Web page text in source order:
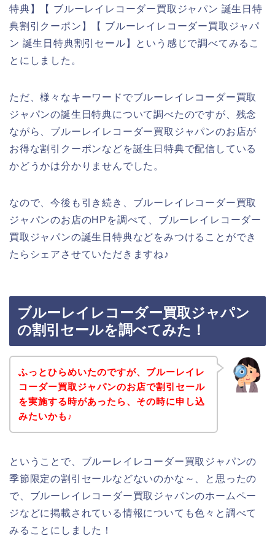
特典】【 ブルーレイレコーダー買取ジャパン 誕生日特
典割引クーポン】【 ブルーレイレコーダー買取ジャパ
ン 誕生日特典割引セール】という感じで調べてみるこ
とにしました。
ただ、様々なキーワードでブルーレイレコーダー買取
ジャパンの誕生日特典について調べたのですが、残念
ながら、ブルーレイレコーダー買取ジャパンのお店が
お得な割引クーポンなどを誕生日特典で配信している
かどうかは分かりませんでした。
なので、今後も引き続き、ブルーレイレコーダー買取
ジャパンのお店のHPを調べて、ブルーレイレコーダー
買取ジャパンの誕生日特典などをみつけることができ
たらシェアさせていただきますね♪
ブルーレイレコーダー買取ジャパン
の割引セールを調べてみた！
ふっとひらめいたのですが、ブルーレイレ
コーダー買取ジャパンのお店で割引セール
を実施する時があったら、その時に申し込
みたいかも♪
ということで、ブルーレイレコーダー買取ジャパンの
季節限定の割引セールなどないのかな～、と思ったの
で、ブルーレイレコーダー買取ジャパンのホームペー
ジなどに掲載されている情報についても色々と調べて
みることにしました！